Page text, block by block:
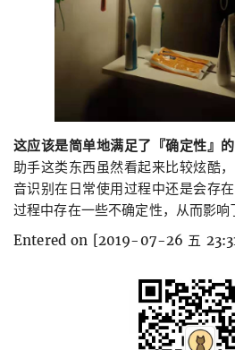
这应该是简单地满足了『确定性』
助手这类东西虽然看起来比较炫酷
音识别在日常使用过程中还是会存
过程中存在一些不确定性，从而影响
Entered on [2019-07-26 五